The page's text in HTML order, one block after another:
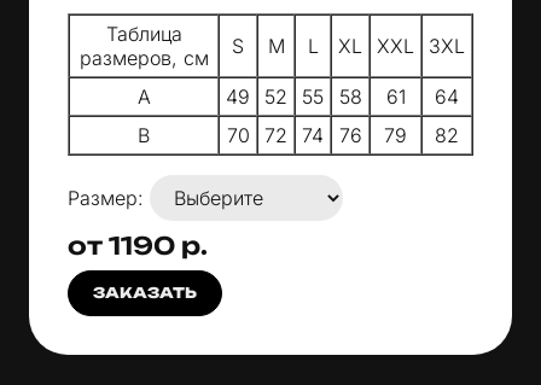
Таблица
размеров, см
S M L XL XXL 3XL
A 49 52 55 58 61
64
B
70 72 74 76 79 82
Размер:
от 1190 р.
ЗАКАЗАТЬ